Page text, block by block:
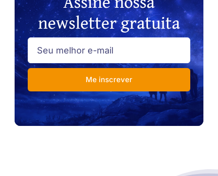
newsletter gratuita
Me inscrever